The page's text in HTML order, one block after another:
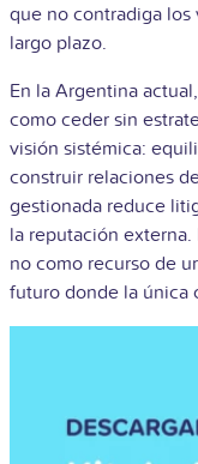
que no contradiga
largo plazo.
En la Argentina
como ceder sin
visión sistémica:
construir relaciones
gestionada reduce
la reputación
no como recurso de
futuro donde la única